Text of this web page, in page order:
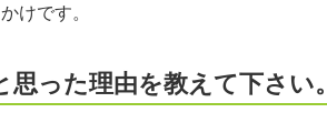
けです。
った理由を教えて下さい。